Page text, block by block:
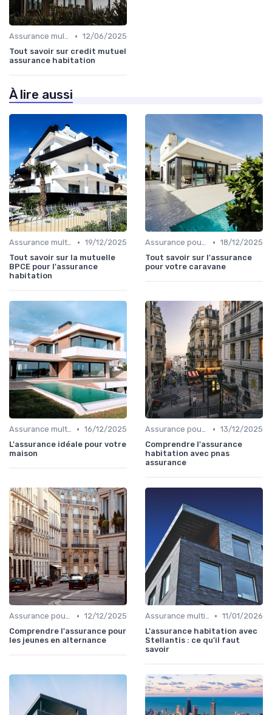
Assurance multirisque habitation • 12/06/2025
Tout savoir sur credit mutuel
assurance habitation
À lire aussi
Assurance multirisque habitation • 19/12/2025
Tout savoir sur la mutuelle
BPCE pour l'assurance
habitation
Assurance pour résidences secondaires • 18/12/2025
Tout savoir sur l'assurance
pour votre caravane
Assurance multirisque habitation • 16/12/2025
L'assurance idéale pour votre
maison
Assurance pour propriétaires • 13/12/2025
Comprendre l'assurance
habitation avec pnas
assurance
Assurance pour logements étudiants • 12/12/2025
Comprendre l'assurance pour
les jeunes en alternance
Assurance multirisque habitation • 11/01/2026
L'assurance habitation avec
Stellantis : ce qu'il faut
savoir